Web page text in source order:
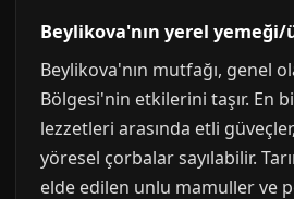
Beylikova'nın yerel
Beylikova'nın mutfağı, genel
Bölgesi'nin etkilerini taşır. En
lezzetleri arasında etli
yöresel çorbalar sayılabilir.
elde edilen unlu mamuller ve